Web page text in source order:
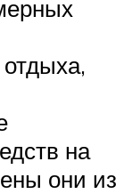
на
они из